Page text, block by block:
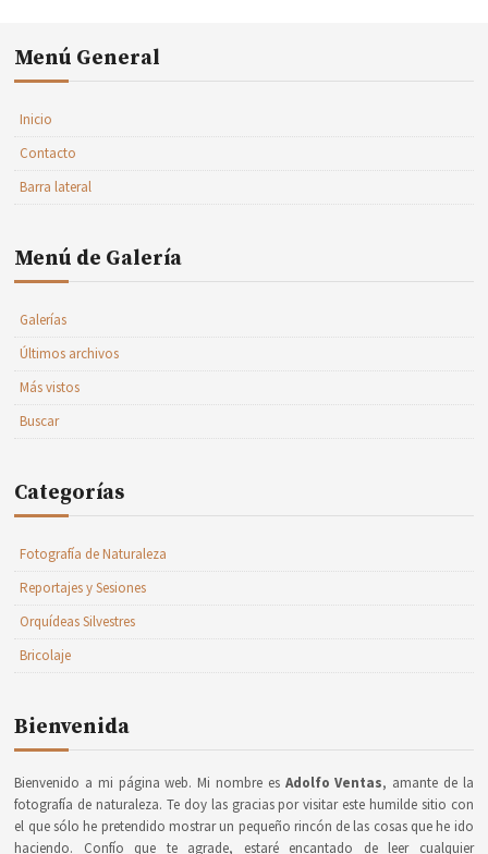
Menú General
Inicio
Contacto
Barra lateral
Menú de Galería
Galerías
Últimos archivos
Más vistos
Buscar
Categorías
Fotografía de Naturaleza
Reportajes y Sesiones
Orquídeas Silvestres
Bricolaje
Bienvenida
Bienvenido a mi página web. Mi nombre es Adolfo Ventas, amante de la
fotografía de naturaleza. Te doy las gracias por visitar este humilde sitio con
el que sólo he pretendido mostrar un pequeño rincón de las cosas que he ido
haciendo. Confío que te agrade, estaré encantado de leer cualquier